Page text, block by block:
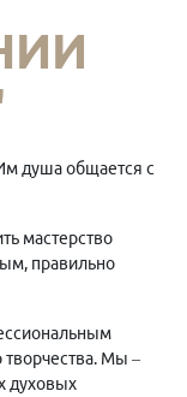
душа общается с
мастерство
правильно
Мы –
духовых